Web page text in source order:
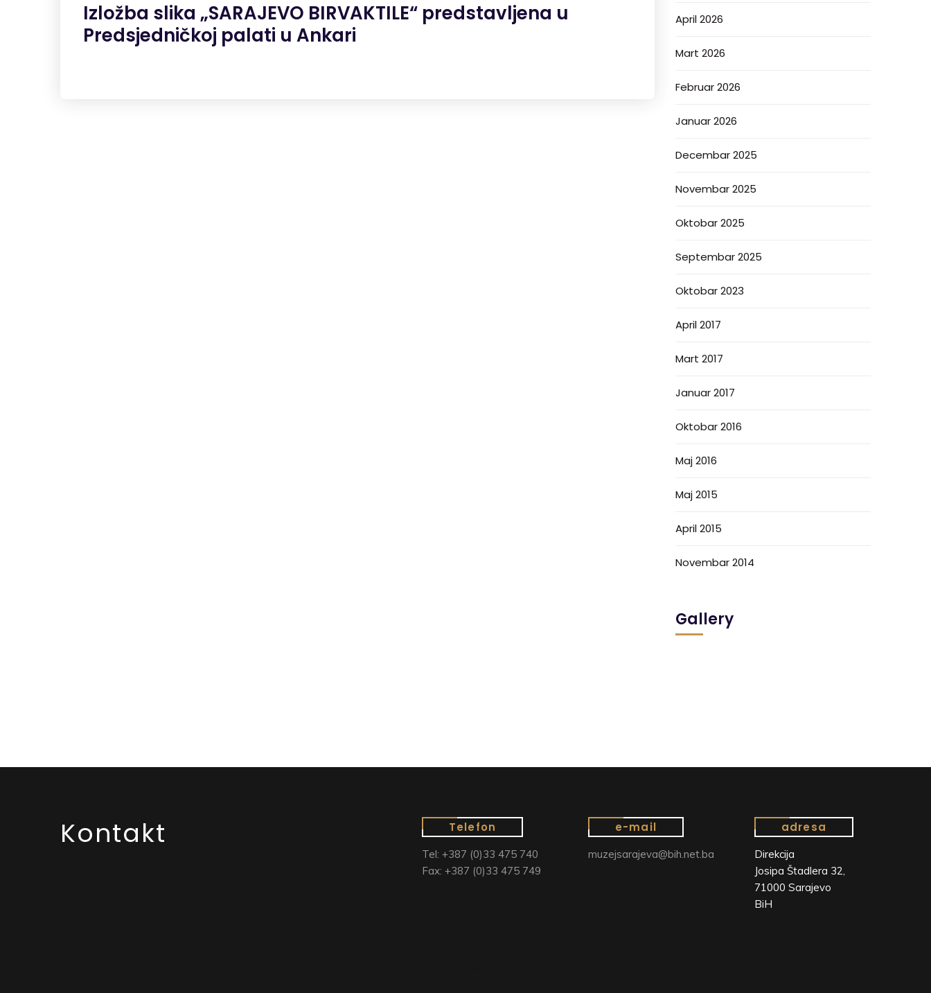
Izložba slika „SARAJEVO BIRVAKTILE“ predstavljena u
Predsjedničkoj palati u Ankari
April 2026
Mart 2026
Februar 2026
Januar 2026
Decembar 2025
Novembar 2025
Oktobar 2025
Septembar 2025
Oktobar 2023
April 2017
Mart 2017
Januar 2017
Oktobar 2016
Maj 2016
Maj 2015
April 2015
Novembar 2014
Gallery
Kontakt Telefon
Tel: +387 (0)33 475 740
Fax: +387 (0)33 475 749
e-mail
muzejsarajeva@bih.net.ba
adresa
Direkcija
Josipa Štadlera 32,
71000 Sarajevo
BiH